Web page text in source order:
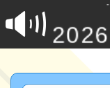
桃
案
鐵
桃